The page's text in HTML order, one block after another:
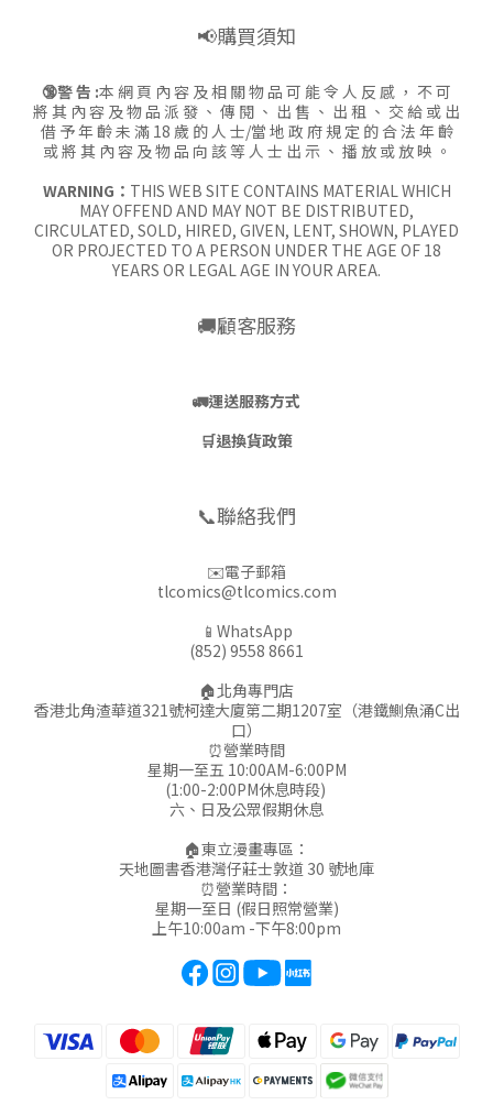
📢購買須知
🔞警 告 :本 網 頁 內 容 及 相 關 物 品 可 能 令 人 反 感 ， 不 可
將 其 內 容 及 物 品 派 發 、 傳 閱 、 出 售 、 出 租 、 交 給 或 出
借 予 年 齡 未 滿 18 歲 的 人 士/當 地 政 府 規 定 的 合 法 年 齡
或 將 其 內 容 及 物 品 向 該 等 人 士 出 示 、 播 放 或 放 映 。
WARNING： THIS WEB SITE CONTAINS MATERIAL WHICH
MAY OFFEND AND MAY NOT BE DISTRIBUTED,
CIRCULATED, SOLD, HIRED, GIVEN, LENT, SHOWN, PLAYED
OR PROJECTED TO A PERSON UNDER THE AGE OF 18
YEARS OR LEGAL AGE IN YOUR AREA.
🚚顧客服務
🚛運送服務方式
🛒退換貨政策
📞聯絡我們
✉️電子郵箱
tlcomics@tlcomics.com
📱WhatsApp
(852) 9558 8661
🏠北角專門店
香港北角渣華道321號柯達大廈第二期1207室（港鐵鰂魚涌C出
口）
⏰營業時間
星期一至五 10:00AM-6:00PM
(1:00-2:00PM休息時段)
六、日及公眾假期休息
🏠東立漫畫專區：
天地圖書香港灣仔莊士敦道 30 號地庫
⏰營業時間：
星期一至日 (假日照常營業)
上午10:00am -下午8:00pm